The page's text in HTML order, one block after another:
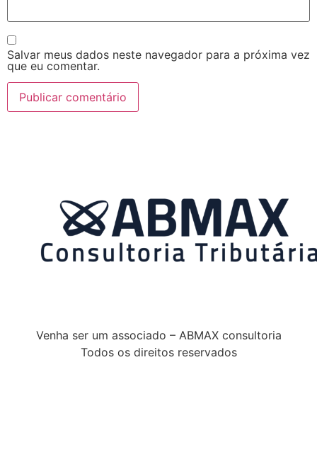
Salvar meus dados neste navegador para a próxima vez
que eu comentar.
Venha ser um associado – ABMAX consultoria
Todos os direitos reservados